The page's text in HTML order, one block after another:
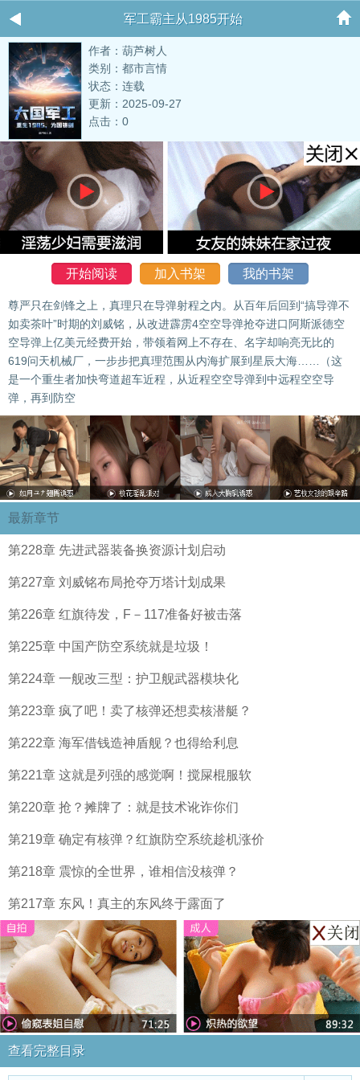
军工霸主从1985开始
作者：葫芦树人
类别：都市言情
状态：连载
更新：2025-09-27
点击：0
开始阅读 加入书架 我的书架
尊严只在剑锋之上，真理只在导弹射程之内。从百年后回到“搞导弹不
如卖茶叶”时期的刘威铭，从改进霹雳4空空导弹抢夺进口阿斯派德空
空导弹上亿美元经费开始，带领着网上不存在、名字却响亮无比的
619问天机械厂，一步步把真理范围从内海扩展到星辰大海……（这
是一个重生者加快弯道超车近程，从近程空空导弹到中远程空空导
弹，再到防空
最新章节
第228章 先进武器装备换资源计划启动
第227章 刘威铭布局抢夺万塔计划成果
第226章 红旗待发，F－117准备好被击落
第225章 中国产防空系统就是垃圾！
第224章 一舰改三型：护卫舰武器模块化
第223章 疯了吧！卖了核弹还想卖核潜艇？
第222章 海军借钱造神盾舰？也得给利息
第221章 这就是列强的感觉啊！搅屎棍服软
第220章 抢？摊牌了：就是技术讹诈你们
第219章 确定有核弹？红旗防空系统趁机涨价
第218章 震惊的全世界，谁相信没核弹？
第217章 东风！真主的东风终于露面了
查看完整目录